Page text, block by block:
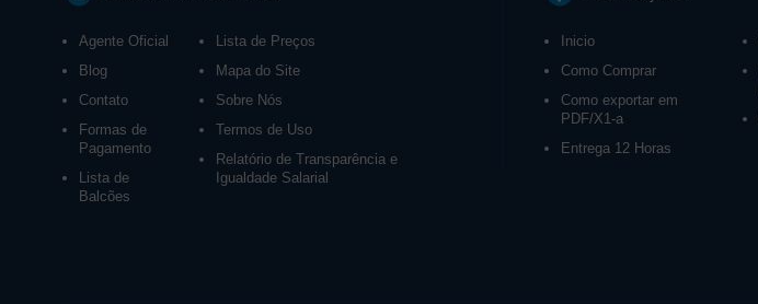
Agente Oficial
Blog
Contato
Formas de
Pagamento
Lista de
Balcões
Lista de Preços
Mapa do Site
Sobre Nós
Termos de Uso
Relatório de Transparência e
Igualdade Salarial
Inicio
Como Comprar
Como exportar em
PDF/X1-a
Entrega 12 Horas